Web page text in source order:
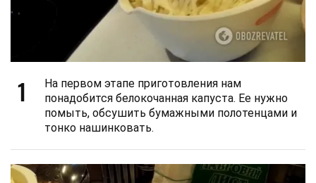
1
На первом этапе приготовления нам
понадобится белокочанная капуста. Ее нужно
помыть, обсушить бумажными полотенцами и
тонко нашинковать.